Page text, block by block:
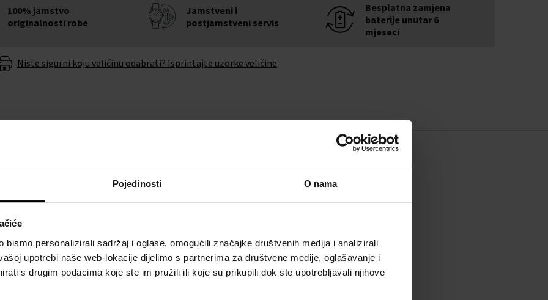
Pojedinosti O nama
bismo personalizirali sadržaj i oglase, omogućili značajke društvenih medija i analizirali
upotrebi naše web-lokacije dijelimo s partnerima za društvene medije, oglašavanje i
s drugim podacima koje ste im pružili ili koje su prikupili dok ste upotrebljavali njihove
100% jamstvo
originalnosti robe
Jamstveni i
postjamstveni servis
Besplatna zamjena
baterije unutar 6
mjeseci
Niste sigurni koju veličinu odabrati? Isprintajte uzorke veličine
38mm
brenda
baterije u roku od 6
O BRENDU